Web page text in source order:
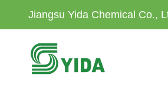
Jiangsu Yida Chemical Co.,